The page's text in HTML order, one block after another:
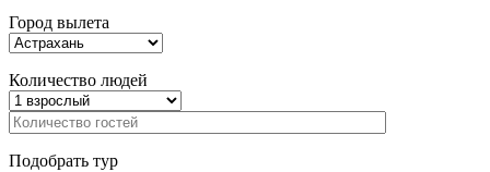
Город вылета
Количество людей
Подобрать тур